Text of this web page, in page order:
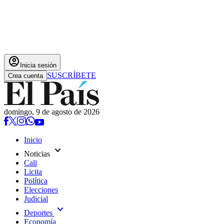
account_circle Inicia sesión
Crea cuenta SUSCRÍBETE
domingo, 9 de agosto de 2026
Inicio
Noticias expand_more
Cali
Licita
Política
Elecciones
Judicial
Deportes expand_more
Economía